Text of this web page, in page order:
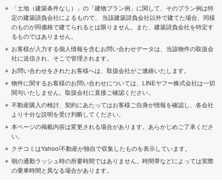
「土地（建築条件なし）」の「建物プラン例」に関して、そのプラン例は特
定の建築請負会社によるもので、 当該建築請負会社以外で建てた場合、同様
のものが同価格で建てられるとは限りません。また、建築請負会社を特定す
るものではありません。
お客様が入力する個人情報を含むお問い合わせデータは、当該物件の取扱会
社に送信され、そこで管理されます。
お問い合わせをされたお客様へは、取扱会社がご連絡いたします。
物件に関するお客様のお問い合わせについては、LINEヤフー株式会社は一切
関与いたしません。取扱会社に直接ご確認ください。
不動産購入の検討、契約にあたってはお客様ご自身が情報を確認し、各会社
より十分な説明を受け判断してください。
本ページの掲載内容は変更される場合があります。あらかじめご了承くださ
い。
クチコミはYahoo!不動産が独自で収集したものを表示しています。
朝の通勤ラッシュ時の所要時間ではありません。時間帯などによっては実際
の乗車時間と異なる場合があります。